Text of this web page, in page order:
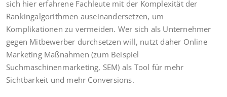
sich hier erfahrene Fachleute mit der Komplexität der
Rankingalgorithmen auseinandersetzen, um
Komplikationen zu vermeiden. Wer sich als Unternehmer
gegen Mitbewerber durchsetzen will, nutzt daher Online
Marketing Maßnahmen (zum Beispiel
Suchmaschinenmarketing, SEM) als Tool für mehr
Sichtbarkeit und mehr Conversions.